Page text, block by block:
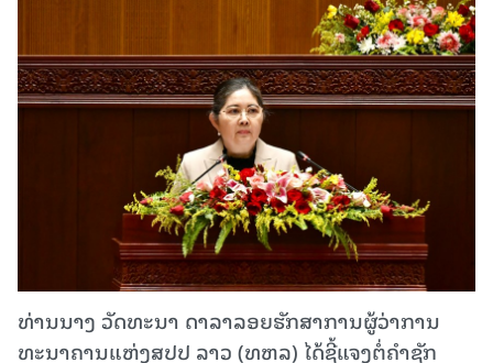
ທ່ານນາງ ວັດທະນາ ດາລາລອຍຮັກສາການຜູ້ວ່າການ
ທະນາຄານແຫ່ງສປປ ລາວ (ທຫລ) ໄດ້ຊີ້ແຈງຕໍ່ຄໍາຊັກ